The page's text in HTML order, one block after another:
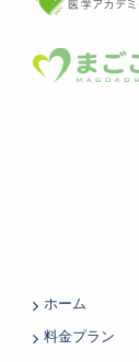
ホーム
料金プラン